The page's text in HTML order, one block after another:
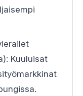
Kuuluisat